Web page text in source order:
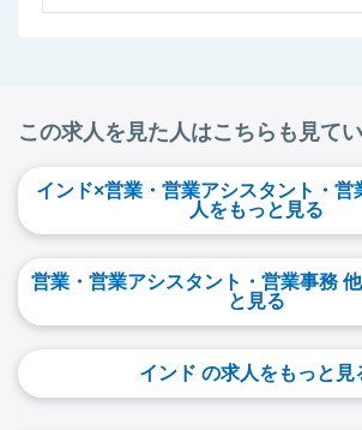
この求人を見た人はこちらも見て
インド×営業・営業アシスタント・営
人をもっと見る
営業・営業アシスタント・営業事務
と見る
インド の求人をもっと見